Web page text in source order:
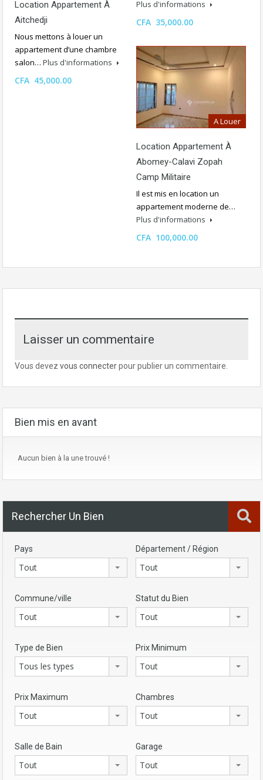
Location Appartement À
Aitchedji
Nous mettons à louer un
appartement d’une chambre
salon… Plus d'informations
CFA 45,000.00
Plus d'informations
CFA 35,000.00
A Louer
Location Appartement À
Abomey-Calavi Zopah
Camp Militaire
Il est mis en location un
appartement moderne de…
Plus d'informations
CFA 100,000.00
Laisser un commentaire
Vous devez vous connecterpour publier un commentaire.
Bien mis en avant
Aucun bien à la une trouvé !
Rechercher Un Bien
Pays
Tout
Département / Région
Tout
Commune/ville
Tout
Statut du Bien
Tout
Type de Bien
Tous les types
Prix Minimum
Tout
Prix Maximum
Tout
Chambres
Tout
Salle de Bain
Tout
Garage
Tout